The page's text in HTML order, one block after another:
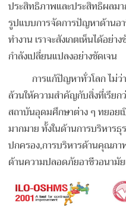
ประสิทธิภาพและประสิทธิผลมา
รูปแบบการจัดการปัญหาด้านอ
ทำงาน เราจะสังเกตเห็นได้อย่
กำลังเปลี่ยนแปลงอย่างชัดเจน
การแก้ปัญหาทั่วโลก ไม่ว่า
ล้วนให้ความสำคัญกับสิ่งที่เรียก
สถาบันอุดมศึกษาต่าง ๆ ทยอย
มากมาย ทั้งในด้านการบริหาร
ปกครอง,การบริหารด้านคุณภ
ด้านความปลอดภัยอาชีวอนามั